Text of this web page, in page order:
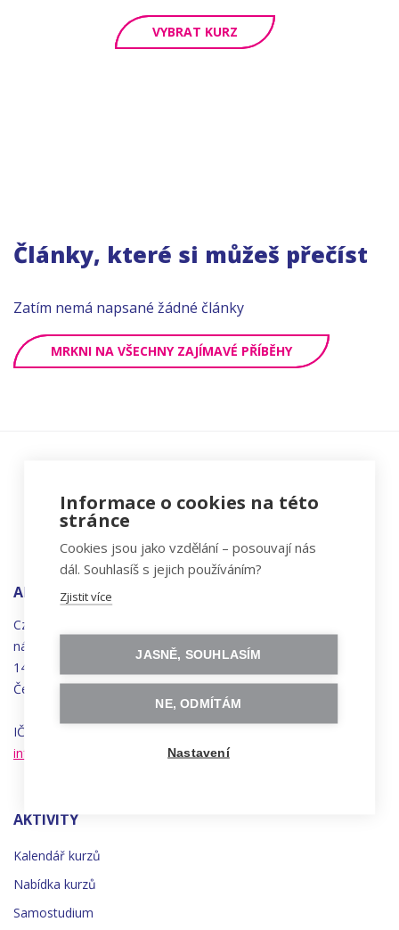
VYBRAT KURZ
Články, které si můžeš přečíst
Zatím nemá napsané žádné články
MRKNI NA VŠECHNY ZAJÍMAVÉ PŘÍBĚHY
ADRESA
Czechitas, z.ú.
náměstí
Synků 1748/17
140 00 Praha 4 - Nusle
Česká republika
IČO 22834958 | DIČ CZ22834958
info@czechitas.cz
AKTIVITY
Kalendář kurzů
Nabídka kurzů
Samostudium
Informace o cookies na této
stránce
Cookies jsou jako vzdělání – posouvají nás
dál. Souhlasíš s jejich používáním?
Zjistit více
JASNĚ, SOUHLASÍM
NE, ODMÍTÁM
Nastavení